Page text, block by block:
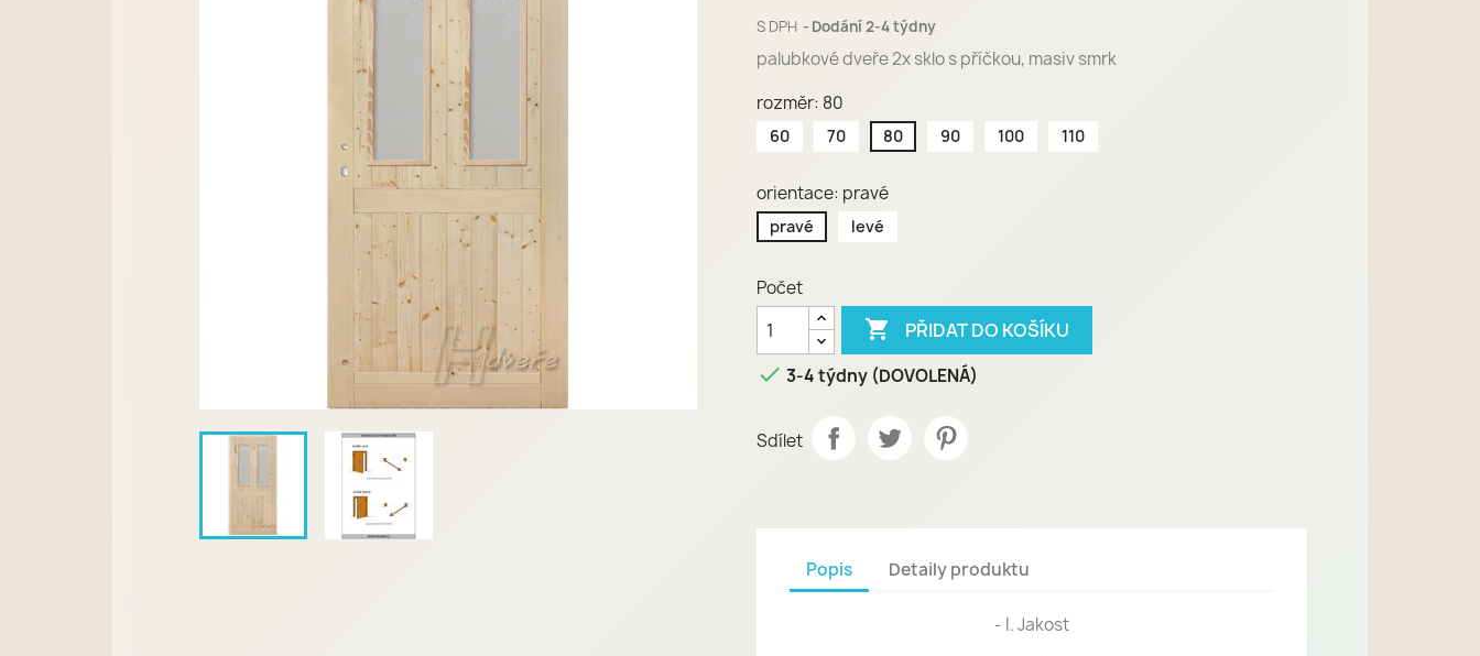
S DPH Dodání 2-4 týdny
palubkové dveře 2x sklo s příčkou, masiv smrk
rozměr: 80
60 70 80 90 100 110
orientace: pravé
pravé levé
Počet
 PŘIDAT DO KOŠÍKU
 3-4 týdny (DOVOLENÁ)
Sdílet
Popis Detaily produktu
- I. Jakost